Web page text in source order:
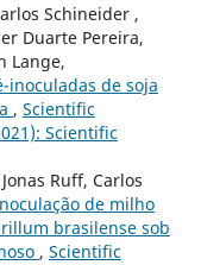
Schineider ,
Duarte Pereira,
Lange,
inoculadas de soja
, Scientific
Scientific
Ruff, Carlos
de milho
brasilense sob
, Scientific